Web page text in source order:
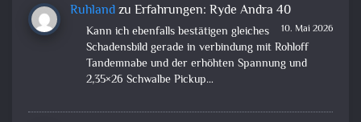
Ruhlandzu Erfahrungen: Ryde Andra 40
10. Mai 2026
Kann ich ebenfalls bestätigen gleiches
Schadensbild gerade in verbindung mit Rohloff
Tandemnabe und der erhöhten Spannung und
2,35×26 Schwalbe Pickup…